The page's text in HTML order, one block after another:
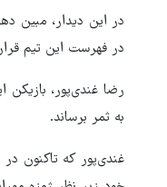
در این دیدار، مبین
در فهرست این تیم قرار
به ثمر برساند.
غندی‌پور که تاکنون